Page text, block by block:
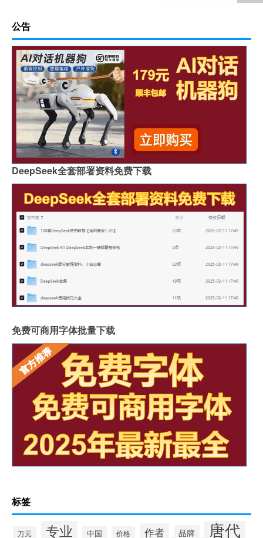
公告
DeepSeek全套部署资料免费下载
免费可商用字体批量下载
标签
万元 专业 中国 价格 作者 品牌 唐代